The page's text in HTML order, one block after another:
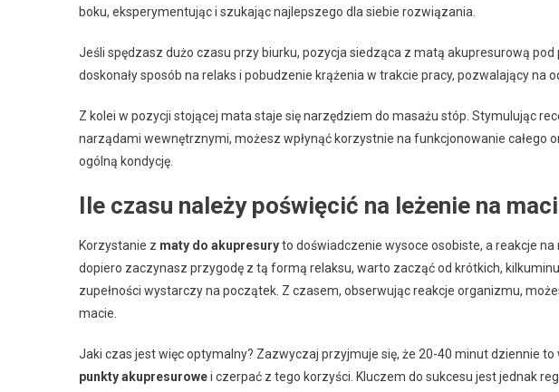
boku, eksperymentując i szukając najlepszego dla siebie rozwiązania.
Jeśli spędzasz dużo czasu przy biurku, pozycja siedząca z matą akupresurową
doskonały sposób na relaks i pobudzenie krążenia w trakcie pracy, pozwalający na
Z kolei w pozycji stojącej mata staje się narzędziem do masażu stóp. Stymulując
narządami wewnętrznymi, możesz wpłynąć korzystnie na funkcjonowanie całego
ogólną kondycję.
Ile czasu należy poświęcić na leżenie na
Korzystanie z maty do akupresuryto doświadczenie wysoce osobiste, a reakcje
dopiero zaczynasz przygodę z tą formą relaksu, warto zacząć od krótkich,
zupełności wystarczy na początek. Z czasem, obserwując reakcje organizmu,
macie.
Jaki czas jest więc optymalny? Zazwyczaj przyjmuje się, że 20-40 minut dziennie
punkty akupresurowei czerpać z tego korzyści. Kluczem do sukcesu jest jednak